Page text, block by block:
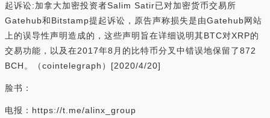
起诉讼:加拿大加密投资者Salim Satir已对加密货币交易所
Gatehub和Bitstamp提起诉讼，原告声称损失是由Gatehub网站
上的误导性声明造成的，这些声明旨在详细说明其BTC对XRP的
交易功能，以及在2017年8月的比特币分叉中错误地保留了872
BCH。（cointelegraph）[2020/4/20]
脸书：
电报：https://t.me/alinx_group